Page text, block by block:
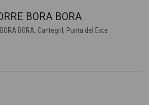
BORA BORA
BORA BORA, Cantegril, Punta del Este